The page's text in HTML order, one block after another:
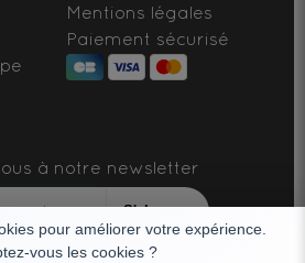
pour améliorer votre expérience.
vous les cookies ?
Mentions légales
Paiement sécurisé
à notre newsletter
S'abonner